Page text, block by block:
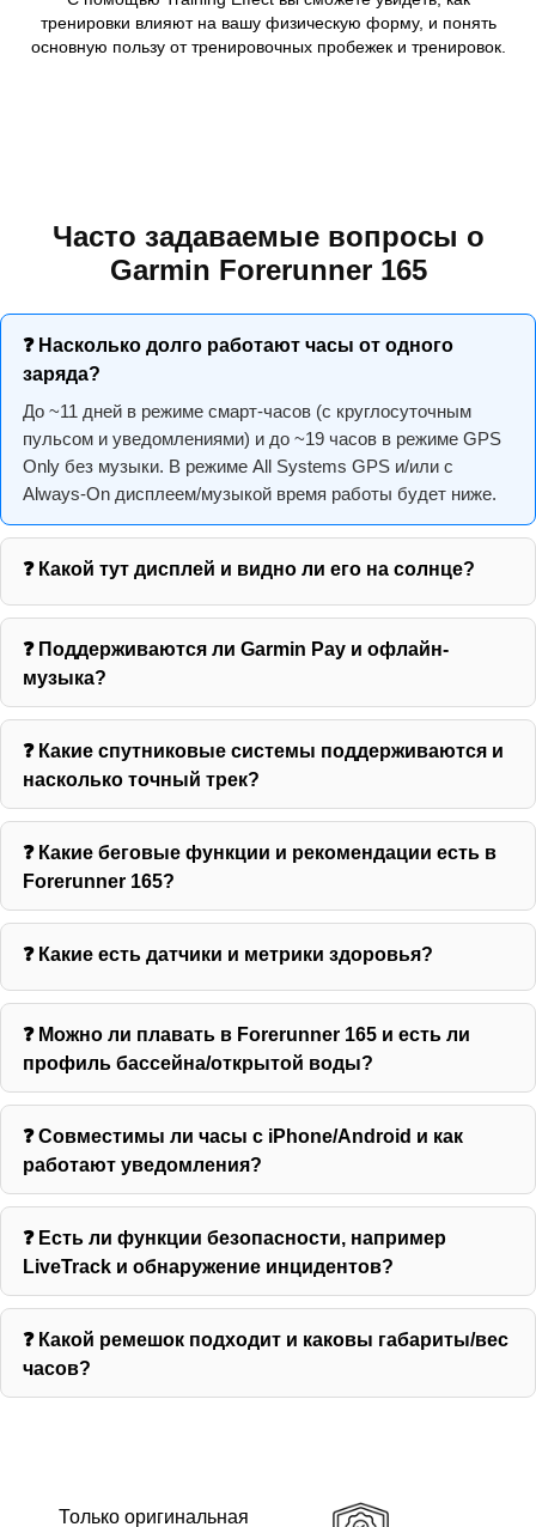
тренировки влияют на вашу физическую форму, и понять
основную пользу от тренировочных пробежек и тренировок.
Часто задаваемые вопросы о
Garmin Forerunner 165
❓ Насколько долго работают часы от одного
заряда?
До ~11 дней в режиме смарт-часов (с круглосуточным
пульсом и уведомлениями) и до ~19 часов в режиме GPS
Only без музыки. В режиме All Systems GPS и/или с
Always-On дисплеем/музыкой время работы будет ниже.
❓ Какой тут дисплей и видно ли его на солнце?
❓ Поддерживаются ли Garmin Pay и офлайн-
музыка?
❓ Какие спутниковые системы поддерживаются и
насколько точный трек?
❓ Какие беговые функции и рекомендации есть в
Forerunner 165?
❓ Какие есть датчики и метрики здоровья?
❓ Можно ли плавать в Forerunner 165 и есть ли
профиль бассейна/открытой воды?
❓ Совместимы ли часы с iPhone/Android и как
работают уведомления?
❓ Есть ли функции безопасности, например
LiveTrack и обнаружение инцидентов?
❓ Какой ремешок подходит и каковы габариты/вес
часов?
Только оригинальная